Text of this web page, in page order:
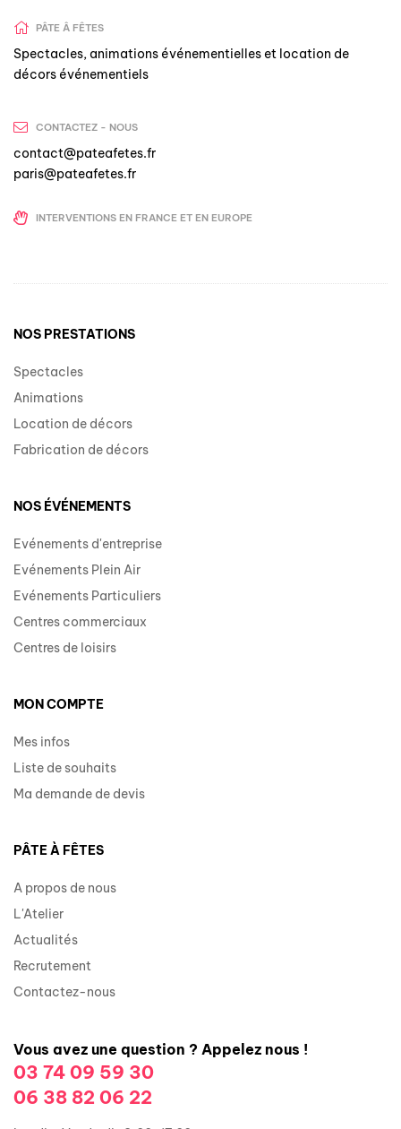
PÂTE Â FÊTES
Spectacles, animations événementielles et location de
décors événementiels
CONTACTEZ - NOUS
contact@pateafetes.fr
paris@pateafetes.fr
INTERVENTIONS EN FRANCE ET EN EUROPE
NOS PRESTATIONS
Spectacles
Animations
Location de décors
Fabrication de décors
NOS ÉVÉNEMENTS
Evénements d'entreprise
Evénements Plein Air
Evénements Particuliers
Centres commerciaux
Centres de loisirs
MON COMPTE
Mes infos
Liste de souhaits
Ma demande de devis
PÂTE À FÊTES
A propos de nous
L'Atelier
Actualités
Recrutement
Contactez-nous
Vous avez une question ? Appelez nous !
03 74 09 59 30
06 38 82 06 22